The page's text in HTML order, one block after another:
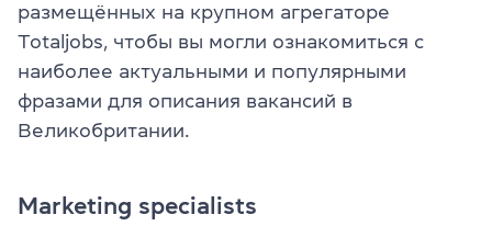
размещённых на крупном агрегаторе
Totaljobs, чтобы вы могли ознакомиться с
наиболее актуальными и популярными
фразами для описания вакансий в
Великобритании.
Marketing specialists